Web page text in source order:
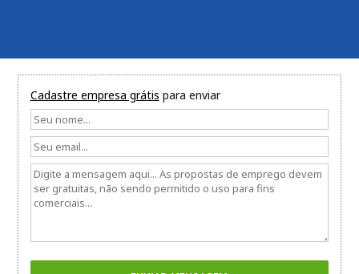
Cadastre empresa grátis para enviar